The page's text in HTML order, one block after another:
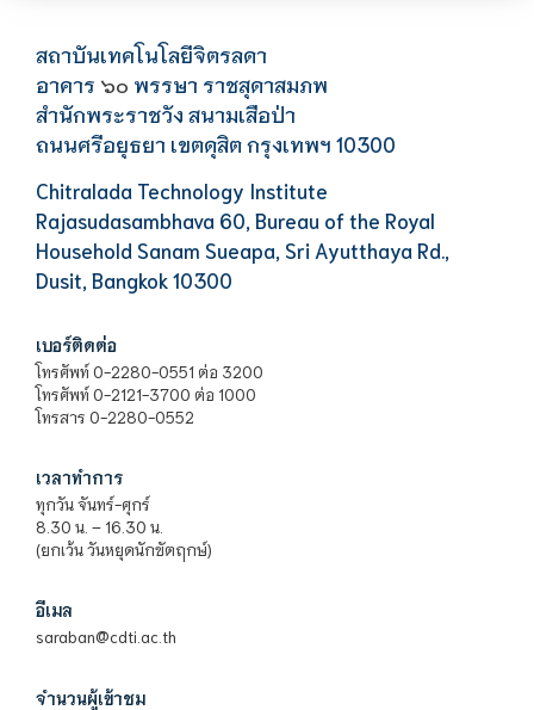
สถาบันเทคโนโลยีจิตรลดา
อาคาร ๖๐ พรรษา ราชสุดาสมภพ
สำนักพระราชวัง สนามเสือป่า
ถนนศรีอยุธยา เขตดุสิต กรุงเทพฯ 10300
Chitralada Technology Institute
Rajasudasambhava 60, Bureau of the Royal
Household Sanam Sueapa, Sri Ayutthaya Rd.,
Dusit, Bangkok 10300
เบอร์ติดต่อ
โทรศัพท์ 0-2280-0551 ต่อ 3200
โทรศัพท์ 0-2121-3700 ต่อ 1000
โทรสาร 0-2280-0552
เวลาทำการ
ทุกวัน จันทร์-ศุกร์
8.30 น. – 16.30 น.
(ยกเว้น วันหยุดนักขัตฤกษ์)
อีเมล
saraban@cdti.ac.th
จำนวนผู้เข้าชม